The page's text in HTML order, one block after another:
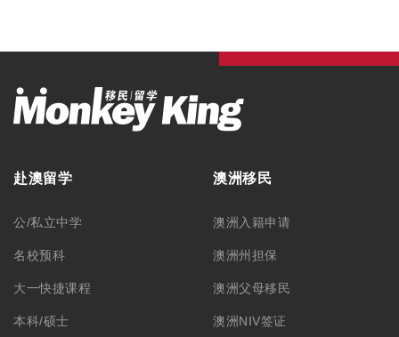
赴澳留学
公/私立中学
名校预科
大一快捷课程
本科/硕士
澳洲移民
澳洲入籍申请
澳洲州担保
澳洲父母移民
澳洲NIV签证